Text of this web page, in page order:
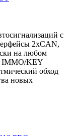
с
2xCAN,
на любом
IMMO/KEY
обход
новых